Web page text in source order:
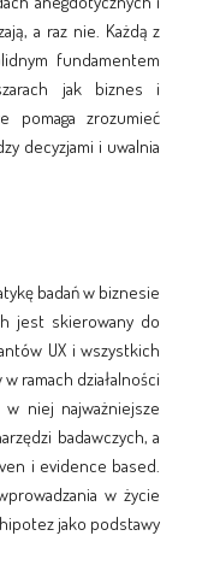
a raz nie. Każdą z
fundamentem
jak biznes i
pomaga zrozumieć
decyzjami i uwalnia
badań w biznesie
jest skierowany do
UX i wszystkich
ramach działalności
niej najważniejsze
badawczych, a
i evidence based.
w życie
jako podstawy